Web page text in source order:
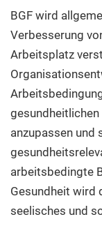
BGF wird
Verbesserung
Arbeitsplatz
anzupassen und
arbeitsbedingte
Gesundheit wird
seelisches und